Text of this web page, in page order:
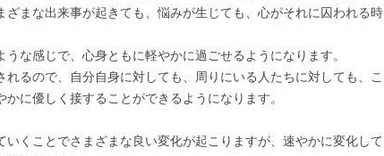
ざまな出来事が起きても、悩みが生じても、心がそれに囚われる時
な感じで、心身ともに軽やかに過ごせるようになります。
るので、自分自身に対しても、周りにいる人たちに対しても、こ
に優しく接することができるようになります。
いくことでさまざまな良い変化が起こりますが、速やかに変化して